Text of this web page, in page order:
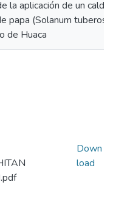
la aplicación de un
papa (Solanum
de Huaca
Down
load